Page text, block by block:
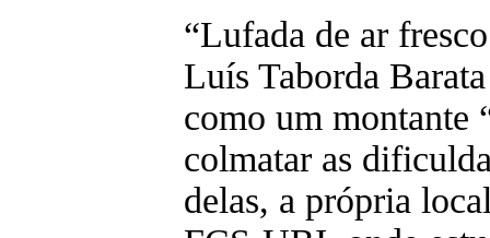
“Lufada de ar
Luís Taborda
como um montante
colmatar as
delas, a própria